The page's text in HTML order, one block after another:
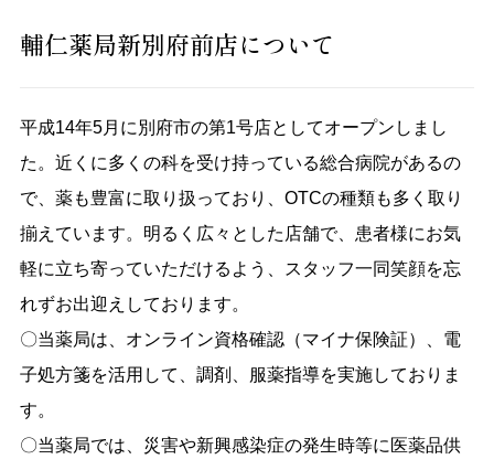
輔仁薬局新別府前店について
平成14年5月に別府市の第1号店としてオープンしまし
た。近くに多くの科を受け持っている総合病院があるの
で、薬も豊富に取り扱っており、OTCの種類も多く取り
揃えています。明るく広々とした店舗で、患者様にお気
軽に立ち寄っていただけるよう、スタッフ一同笑顔を忘
れずお出迎えしております。
〇当薬局は、オンライン資格確認（マイナ保険証）、電
子処方箋を活用して、調剤、服薬指導を実施しておりま
す。
〇当薬局では、災害や新興感染症の発生時等に医薬品供